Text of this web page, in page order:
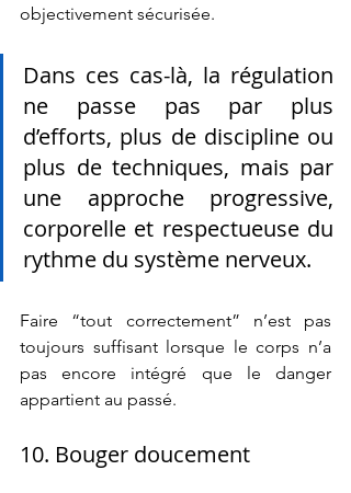
objectivement sécurisée.
Dans ces cas-là, la régulation
ne passe pas par plus
d’efforts, plus de discipline ou
plus de techniques, mais par
une approche progressive,
corporelle et respectueuse du
rythme du système nerveux.
Faire “tout correctement” n’est pas
toujours suffisant lorsque le corps n’a
pas encore intégré que le danger
appartient au passé.
10. Bouger doucement